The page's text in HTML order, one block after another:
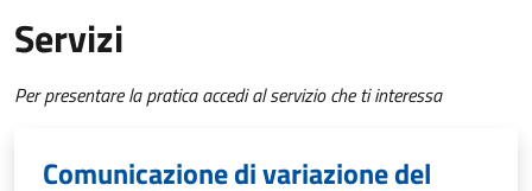
Servizi
Per presentare la pratica accedi al servizio che ti interessa
Comunicazione di variazione del